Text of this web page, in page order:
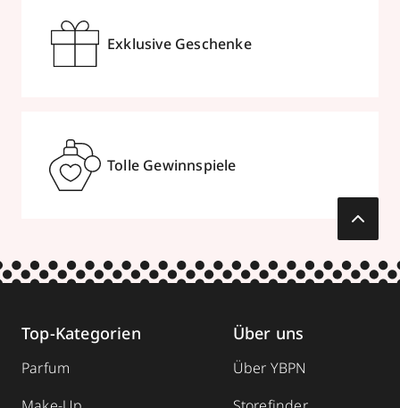
Exklusive Geschenke
Tolle Gewinnspiele
Top-Kategorien
Parfum
Über uns
Über YBPN